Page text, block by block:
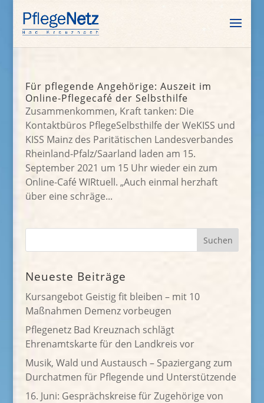
Für pflegende Angehörige: Auszeit im
Online-Pflegecafé der Selbsthilfe
Zusammenkommen, Kraft tanken: Die
Kontaktbüros PflegeSelbsthilfe der WeKISS und
KISS Mainz des Paritätischen Landesverbandes
Rheinland-Pfalz/Saarland laden am 15.
September 2021 um 15 Uhr wieder ein zum
Online-Café WIRtuell. „Auch einmal herzhaft
über eine schräge...
Neueste Beiträge
Kursangebot Geistig fit bleiben – mit 10
Maßnahmen Demenz vorbeugen
Pflegenetz Bad Kreuznach schlägt
Ehrenamtskarte für den Landkreis vor
Musik, Wald und Austausch – Spaziergang zum
Durchatmen für Pflegende und Unterstützende
16. Juni: Gesprächskreise für Zugehörige von